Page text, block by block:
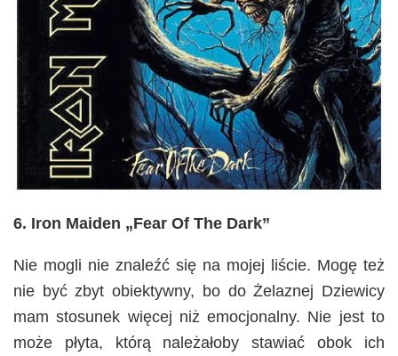
6. Iron Maiden „Fear Of The Dark”
Nie mogli nie znaleźć się na mojej liście. Mogę też
nie być zbyt obiektywny, bo do Żelaznej Dziewicy
mam stosunek więcej niż emocjonalny. Nie jest to
może płyta, którą należałoby stawiać obok ich